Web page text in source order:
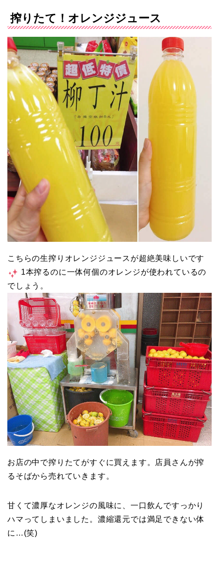
搾りたて！オレンジジュース
こちらの生搾りオレンジジュースが超絶美味しいです
1本搾るのに一体何個のオレンジが使われているの
でしょう。
お店の中で搾りたてがすぐに買えます。店員さんが搾
るそばから売れていきます。
甘くて濃厚なオレンジの風味に、一口飲んですっかり
ハマってしまいました。濃縮還元では満足できない体
に…(笑)